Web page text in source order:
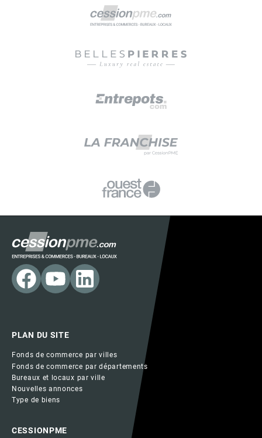
PLAN DU SITE
Fonds de commerce par villes
Fonds de commerce par départements
Bureaux et locaux par ville
Nouvelles annonces
Type de biens
CESSIONPME